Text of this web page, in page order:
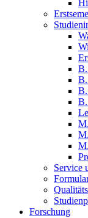
Service
Forschung